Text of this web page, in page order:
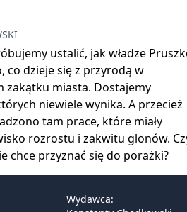
ustalić, jak władze
co dzieje się z przyrodą w
zakątku miasta. Dostajemy
niewiele wynika. A przecież
tam prace, które miały
rozrostu i zakwitu glonów.
chce przyznać się do porażki?
Wydawca: